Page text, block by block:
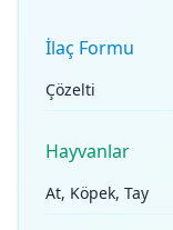
İlaç Formu
Çözelti
Hayvanlar
At, Köpek, Tay